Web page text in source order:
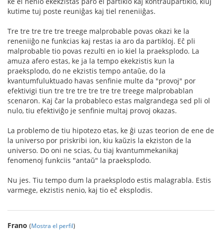
kutime tuj poste reuniĝas kaj tiel reneniiĝas.
Tre tre tre tre tre treege malprobable povas okazi ke la
reneniiĝo ne funkcias kaj restas ia aro da partikloj. Eĉ pli
malprobable tio povas rezulti en io kiel la praeksplodo. La
amuza afero estas, ke ja la tempo ekekzistis kun la
praeksplodo, do ne ekzistis tempo antaŭe, do la
kvantumfuluktuado havas senfinie multe da "provoj" por
efektivigi tiun tre tre tre tre tre tre treege malprobablan
scenaron. Kaj ĉar la probableco estas malgrandega sed pli ol
nulo, tiu efektiviĝo je senfinie multaj provoj okazas.
La problemo de tiu hipotezo etas, ke ĝi uzas teorion de ene de
la universo por priskribi ion, kiu kaŭzis la ekziston de la
universo. Do oni ne scias, ĉu tiaj kvantummekanikaj
fenomenoj funkciis "antaŭ" la praeksplodo.
Nu jes. Tiu tempo dum la praeksplodo estis malagrabla. Estis
varmege, ekzistis nenio, kaj tio eĉ eksplodis.
Frano (Mostra el perfil)